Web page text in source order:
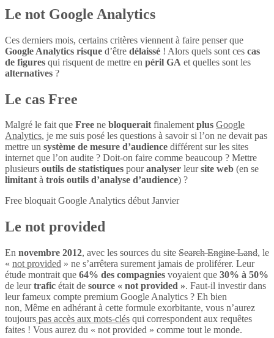
Le not Google Analytics
Ces derniers mois, certains critères viennent à faire penser que
Google Analytics risque d’être délaissé ! Alors quels sont ces cas
de figures qui risquent de mettre en péril GA et quelles sont les
alternatives ?
Le cas Free
Malgré le fait que Free ne bloqueraitfinalementplus Google
Analytics, je me suis posé les questions à savoir si l’on ne devait pas
mettre un système de mesure d’audience différent sur les sites
internet que l’on audite ? Doit-on faire comme beaucoup ? Mettre
plusieurs outils de statistiques pouranalyser leursite web (en se
limitantà trois outils d’analyse d’audience) ?
Free bloquait Google Analytics début Janvier
Le not provided
En novembre 2012, avec les sources du site Search Engine Land, le
« not provided » ne s’arrêtera surement jamais de proliférer. Leur
étude montrait que 64% des compagnies voyaient que 30% à 50%
de leurtrafic était de source « not provided ». Faut-il investir dans
leur fameux compte premium Google Analytics ? Eh bien
non, Même en adhérant à cette formule exorbitante, vous n’aurez
toujours pas accès aux mots-clés qui correspondent aux requêtes
faites ! Vous aurez du « not provided » comme tout le monde.